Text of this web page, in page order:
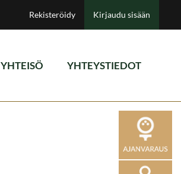
Rekisteröidy Kirjaudu sisään
YHTEISÖ YHTEYSTIEDOT